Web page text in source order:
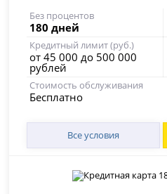
Без процентов
180 дней
Кредитный лимит (руб.)
от 45 000 до 500 000
рублей
Стоимость обслуживания
Бесплатно
Все условия